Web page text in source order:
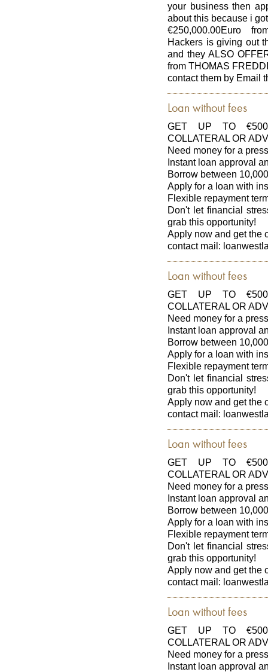
your business then
about this because i
€250,000.00Euro
Hackers is giving out
and they ALSO
from THOMAS
contact them by Email
Loan without fees
GET UP TO
COLLATERAL OR
Need money for a
Instant loan approval
Borrow between
Apply for a loan with
Flexible repayment
Don't let financial
grab this opportunity!
Apply now and get the
contact mail:
Loan without fees
GET UP TO
COLLATERAL OR
Need money for a
Instant loan approval
Borrow between
Apply for a loan with
Flexible repayment
Don't let financial
grab this opportunity!
Apply now and get the
contact mail:
Loan without fees
GET UP TO
COLLATERAL OR
Need money for a
Instant loan approval
Borrow between
Apply for a loan with
Flexible repayment
Don't let financial
grab this opportunity!
Apply now and get the
contact mail:
Loan without fees
GET UP TO
COLLATERAL OR
Need money for a
Instant loan approval